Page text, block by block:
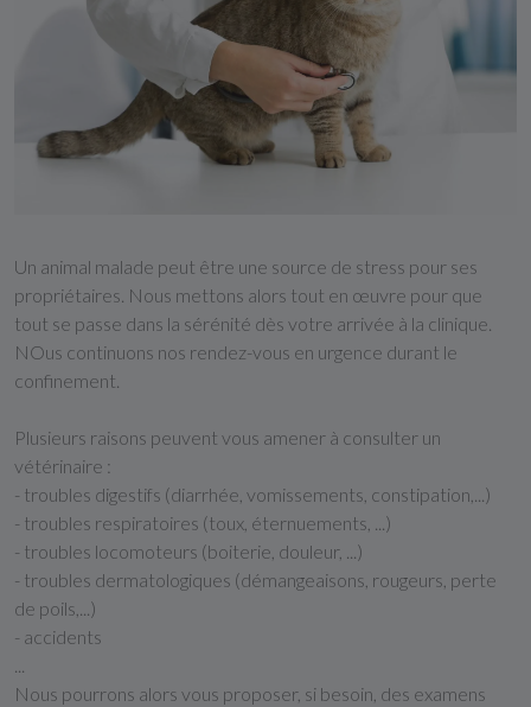
Un animal malade peut être une source de stress pour ses
propriétaires. Nous mettons alors tout en œuvre pour que
tout se passe dans la sérénité dès votre arrivée à la clinique.
NOus continuons nos rendez-vous en urgence durant le
confinement.
Plusieurs raisons peuvent vous amener à consulter un
vétérinaire :
- troubles digestifs (diarrhée, vomissements, constipation,...)
- troubles respiratoires (toux, éternuements, ...)
- troubles locomoteurs (boiterie, douleur, ...)
- troubles dermatologiques (démangeaisons, rougeurs, perte
de poils,...)
- accidents
Nous pourrons alors vous proposer, si besoin, des examens